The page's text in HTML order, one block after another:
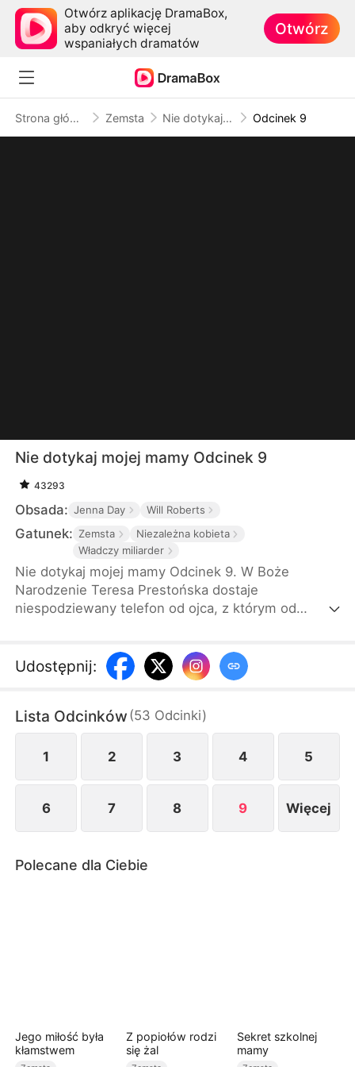
Otwórz aplikację DramaBox,
aby odkryć więcej
wspaniałych dramatów
Otwórz
Strona główna Zemsta Nie dotykaj mojej mamy Odcinek 9
Nie dotykaj mojej mamy Odcinek 9
43293
Obsada: Jenna Day Will Roberts
Gatunek: Zemsta
Niezależna kobieta
Władczy miliarder
Nie dotykaj mojej mamy Odcinek 9. W Boże
Narodzenie Teresa Prestońska dostaje
niespodziewany telefon od ojca, z którym od
trzej potężni synowie mają dołączyć później. Gdy
tylko wchodzi do domu, macocha i przyrodnie
przekonani, że nic nie znaczy. Nie mają pojęcia,
jaką siłę i wpływy mają jej synowie.
Udostępnij:
Lista Odcinków (53 Odcinki)
1 2 3 4 5
6 7 8 9 Więcej
Polecane dla Ciebie
Jego miłość była
kłamstwem
Z popiołów rodzi
się żal
Sekret szkolnej
mamy